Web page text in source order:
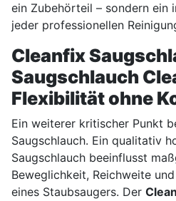
ein Zubehörteil – sondern ein
jeder professionellen
Cleanfix
Saugschlauch
Flexibilität ohne
Ein weiterer kritischer Punkt
Saugschlauch. Ein qualitativ
Saugschlauch beeinflusst
Beweglichkeit, Reichweite
eines Staubsaugers. Der